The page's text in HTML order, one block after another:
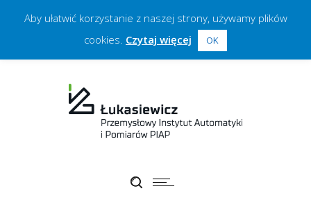
Aby ułatwić korzystanie z naszej strony, używamy plików
cookies. Czytaj więcej OK